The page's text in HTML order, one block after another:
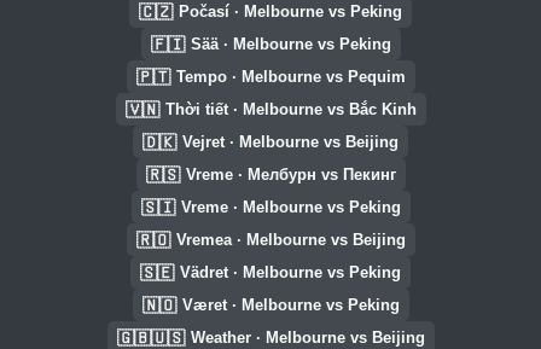
🇨🇿 Počasí · Melbourne vs Peking
🇫🇮 Sää · Melbourne vs Peking
🇵🇹 Tempo · Melbourne vs Pequim
🇻🇳 Thời tiết · Melbourne vs Bắc Kinh
🇩🇰 Vejret · Melbourne vs Beijing
🇷🇸 Vreme · Мелбурн vs Пекинг
🇸🇮 Vreme · Melbourne vs Peking
🇷🇴 Vremea · Melbourne vs Beijing
🇸🇪 Vädret · Melbourne vs Peking
🇳🇴 Været · Melbourne vs Peking
🇬🇧🇺🇸 Weather · Melbourne vs Beijing